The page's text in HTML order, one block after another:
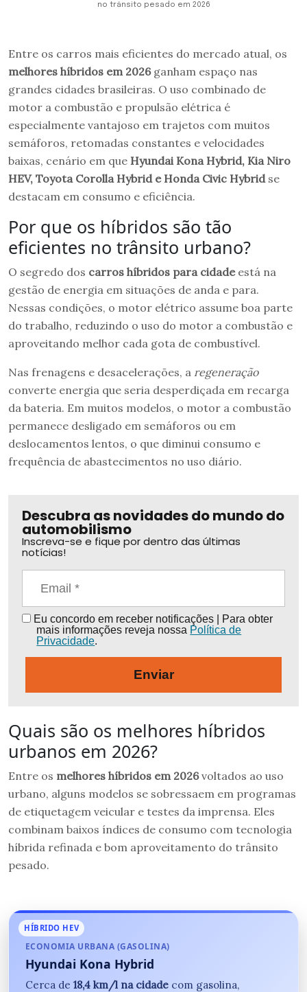
no trânsito pesado em 2026
Entre os carros mais eficientes do mercado atual, os
melhores híbridos em 2026ganham espaço nas
grandes cidades brasileiras. O uso combinado de
motor a combustão e propulsão elétrica é
especialmente vantajoso em trajetos com muitos
semáforos, retomadas constantes e velocidades
baixas, cenário em que Hyundai Kona Hybrid, Kia Niro
HEV, Toyota Corolla Hybrid e Honda Civic Hybridse
destacam em consumo e eficiência.
Por que os híbridos são tão
eficientes no trânsito urbano?
O segredo dos carros híbridos para cidadeestá na
gestão de energia em situações de anda e para.
Nessas condições, o motor elétrico assume boa parte
do trabalho, reduzindo o uso do motor a combustão e
aproveitando melhor cada gota de combustível.
Nas frenagens e desacelerações, a regeneração
converte energia que seria desperdiçada em recarga
da bateria. Em muitos modelos, o motor a combustão
permanece desligado em semáforos ou em
deslocamentos lentos, o que diminui consumo e
frequência de abastecimentos no uso diário.
Descubra as novidades do mundo do
automobilismo
Inscreva-se e fique por dentro das últimas
notícias!
Eu concordo em receber notificações | Para obter
mais informações reveja nossa Política de
Privacidade.
Enviar
Quais são os melhores híbridos
urbanos em 2026?
Entre os melhores híbridos em 2026voltados ao uso
urbano, alguns modelos se sobressaem em programas
de etiquetagem veicular e testes da imprensa. Eles
combinam baixos índices de consumo com tecnologia
híbrida refinada e bom aproveitamento do trânsito
pesado.
HÍBRIDO HEV
ECONOMIA URBANA (GASOLINA)
Hyundai Kona Hybrid
Cerca de 18,4 km/l na cidade com gasolina,